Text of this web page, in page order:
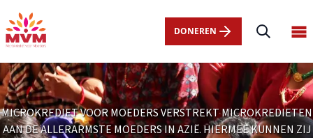
en
naar
inhoud
gaan
Main
navigation
nl
DONEREN
MICROKREDIET VOOR MOEDERS VERSTREKT MICROKREDIETEN
AAN DE ALLERARMSTE MOEDERS IN AZIË. HIERMEE KUNNEN ZIJ